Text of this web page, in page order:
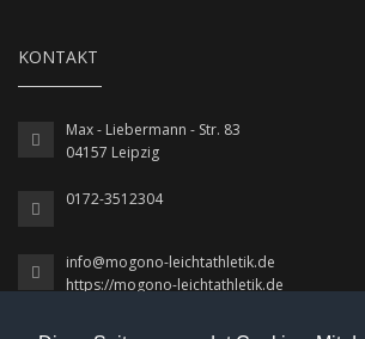
KONTAKT
Max - Liebermann - Str. 83
04157 Leipzig
0172-3512304
info@mogono-leichtathletik.de
https://mogono-leichtathletik.de